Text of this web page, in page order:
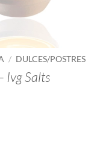
/ DULCES/POSTRES
Ivg Salts